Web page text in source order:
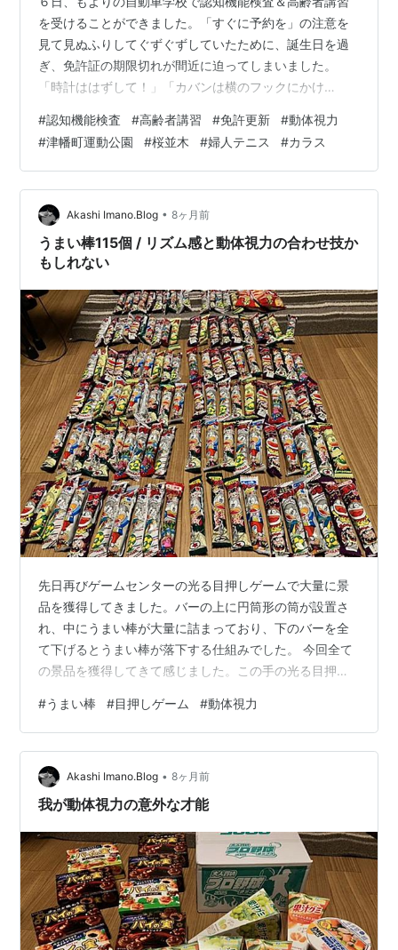
を受けることができました。「すぐに予約を」の注意を
見て見ぬふりしてぐずぐずしていたために、誕生日を過
ぎ、免許証の期限切れが間近に迫ってしまいました。
「時計ははずして！」「カバンは横のフックにかけ
意を受けるのを聞いていたら、私まで緊張が高まりまし
た。 記憶テストは、ブロ友さんたちの体験談からしっか
り学んでいたので順調だったもののなんとまあ、時刻を
１時間書き違えるというありえないへまをやらかしまし
た。 前々回の時に絶賛された動体視力は前回は「普通」
になり、今回はとうとう「劣る」に！ 運転の方は問…
#認知機能検査 #高齢者講習 #免許更新 #動体視力
#津幡町運動公園 #桜並木 #婦人テニス #カラス
Akashi Imano.Blog • 8ヶ月前
うまい棒115個 / リズム感と動体視力の合わせ技か
もしれない
先日再びゲームセンターの光る目押しゲームで大量に景
品を獲得してきました。バーの上に円筒形の筒が設置さ
れ、中にうまい棒が大量に詰まっており、下のバーを全
て下げるとうまい棒が落下する仕組みでした。 今回全て
の景品を獲得してきて感じました。この手の光る目押し
ですが、その他にリズム感も重要なのではないかと感じ
てきました。と申しますのも、私自身が光りを注視して
いる感覚だけではなく、心の中でリズムを8分音符刻みな
り4分音符刻みなりでカウントしていることに気づいたか
らです。そして止めたい場所でリズム良くボタンを押す
#うまい棒 #目押しゲーム #動体視力
Akashi Imano.Blog • 8ヶ月前
我が動体視力の意外な才能